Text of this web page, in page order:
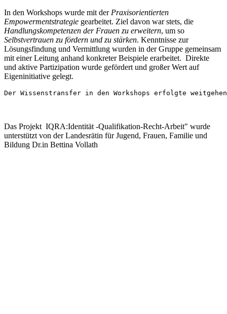
In den Workshops wurde mit der Praxisorientierten
Empowermentstrategie gearbeitet. Ziel davon war stets, die
Handlungskompetenzen der Frauen zu erweitern, um so
Selbstvertrauen zu fördern und zu stärken. Kenntnisse zur
Lösungsfindung und Vermittlung wurden in der Gruppe gemeinsam
mit einer Leitung anhand konkreter Beispiele erarbeitet. Direkte
und aktive Partizipation wurde gefördert und großer Wert auf
Eigeninitiative gelegt.
Der Wissenstransfer in den Workshops erfolgte
Das Projekt IQRA:Identität -Qualifikation-Recht-Arbeit" wurde
unterstützt von der Landesrätin für Jugend, Frauen, Familie und
Bildung Dr.in Bettina Vollath